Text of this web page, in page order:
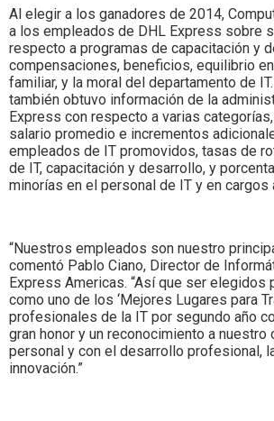
Al elegir a los ganadores de 2014,
a los empleados de DHL Express sobre
respecto a programas de capacitación y
compensaciones, beneficios, equilibrio
familiar, y la moral del departamento de
también obtuvo información de la
Express con respecto a varias
salario promedio e incrementos
empleados de IT promovidos, tasas de
de IT, capacitación y desarrollo, y
minorías en el personal de IT y en
“Nuestros empleados son nuestro
comentó Pablo Ciano, Director de
Express Americas. “Así que ser elegidos
como uno de los ‘Mejores Lugares para
profesionales de la IT por segundo año
gran honor y un reconocimiento a
personal y con el desarrollo profesional,
innovación.”